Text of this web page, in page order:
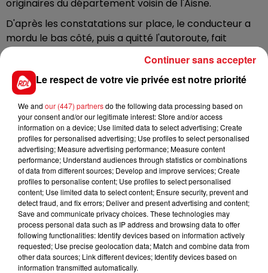
originaires du département voisin de l'Aisne.
D'après les constatations sur place, le conducteur a
mordu le bas côté, puis a quitté l'autoroute, fait
plusieurs tonneaux, et terminé sa course sur le toit, à
une douzaine de mètres de l'autoroute.
L'enquêt,e elle, a démontré que le conducteur était
sous l’emprise des stupéfiants lors de la perte de
contrôle. Il a été mis en examen et incarcéré. Le
dépistage d’alcoolémie, s’est révélé négatif. Une
expertise du véhicule est aussi en cours.
FIL D'ACTUS
Le respect de votre vie privée est notre priorité
We and our (447) partnersdo the following data processing based on
your consent and/or our legitimate interest: Store and/or access
information on a device; Use limited data to select advertising; Create
profiles for personalised advertising; Use profiles to select personalised
advertising; Measure advertising performance; Measure content
performance; Understand audiences through statistics or combinations
of data from different sources; Develop and improve services; Create
profiles to personalise content; Use profiles to select personalised
content; Use limited data to select content; Ensure security, prevent and
detect fraud, and fix errors; Deliver and present advertising and content;
Save and communicate privacy choices. These technologies may
process personal data such as IP address and browsing data to offer
following functionalities: Identify devices based on information actively
requested; Use precise geolocation data; Match and combine data from
other data sources; Link different devices; Identify devices based on
information transmitted automatically.
Continuer sans accepter